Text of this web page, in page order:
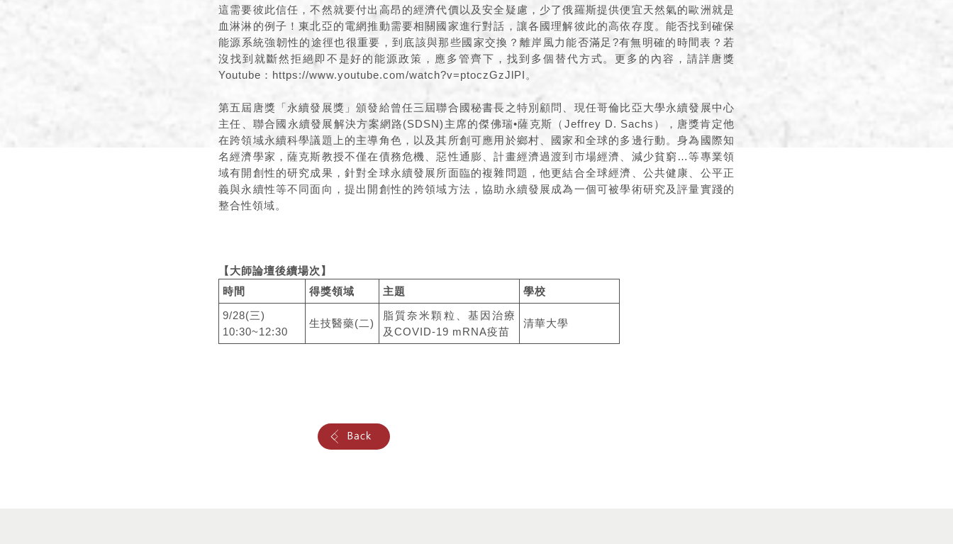
這需要彼此信任，不然就要付出高昂的經濟代價以及安全疑慮，少了俄羅斯提供便宜天然氣的歐洲就是
血淋淋的例子！東北亞的電網推動需要相關國家進行對話，讓各國理解彼此的高依存度。能否找到確保
能源系統強韌性的途徑也很重要，到底該與那些國家交換？離岸風力能否滿足?有無明確的時間表？若
沒找到就斷然拒絕即不是好的能源政策，應多管齊下，找到多個替代方式。更多的內容，請詳唐獎
Youtube：https://www.youtube.com/watch?v=ptoczGzJlPI。
第五屆唐獎「永續發展獎」頒發給曾任三屆聯合國秘書長之特別顧問、現任哥倫比亞大學永續發展中心
主任、聯合國永續發展解決方案網路(SDSN)主席的傑佛瑞•薩克斯（Jeffrey D. Sachs），唐獎肯定他
在跨領域永續科學議題上的主導角色，以及其所創可應用於鄉村、國家和全球的多邊行動。身為國際知
名經濟學家，薩克斯教授不僅在債務危機、惡性通膨、計畫經濟過渡到市場經濟、減少貧窮…等專業領
域有開創性的研究成果，針對全球永續發展所面臨的複雜問題，他更結合全球經濟、公共健康、公平正
義與永續性等不同面向，提出開創性的跨領域方法，協助永續發展成為一個可被學術研究及評量實踐的
整合性領域。
【大師論壇後續場次】
時間
得獎領域 主題
學校
9/28(三)
10:30~12:30
生技醫藥(二)
脂質奈米顆粒、基因治療
及COVID-19 mRNA疫苗
清華大學